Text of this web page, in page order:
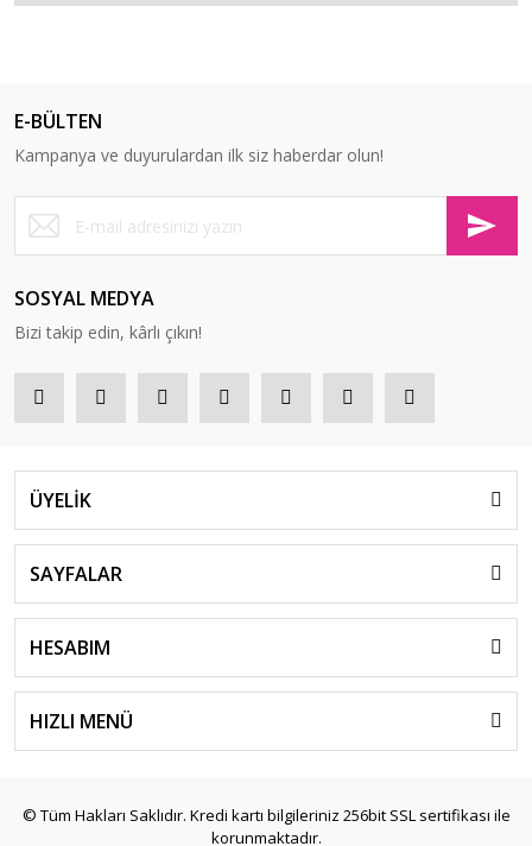
E-BÜLTEN
Kampanya ve duyurulardan ilk siz haberdar olun!
SOSYAL MEDYA
Bizi takip edin, kârlı çıkın!
ÜYELİK
SAYFALAR
HESABIM
HIZLI MENÜ
© Tüm Hakları Saklıdır. Kredi kartı bilgileriniz 256bit SSL sertifikası ile
korunmaktadır.